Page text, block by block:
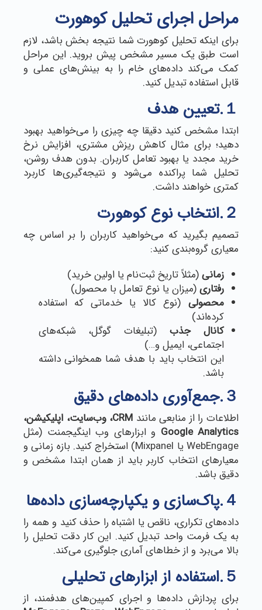
مراحل اجرای تحلیل کوهورت
برای اینکه تحلیل کوهورت شما نتیجه‌ بخش باشد، لازم
است طبق یک مسیر مشخص پیش بروید. این مراحل
کمک می‌کند داده‌های خام را به بینش‌های عملی و
قابل استفاده تبدیل کنید.
１.تعیین هدف
ابتدا مشخص کنید دقیقا چه چیزی را می‌خواهید بهبود
دهید؛ برای مثال کاهش ریزش مشتری، افزایش نرخ
خرید مجدد یا بهبود تعامل کاربران. بدون هدف روشن،
تحلیل شما پراکنده می‌شود و نتیجه‌گیری‌ها کاربرد
کمتری خواهند داشت.
２.انتخاب نوع کوهورت
تصمیم بگیرید که می‌خواهید کاربران را بر اساس چه
معیاری گروه‌بندی کنید:
زمانی(مثلاً تاریخ ثبت‌نام یا اولین خرید)
رفتاری(میزان یا نوع تعامل با محصول)
محصولی (نوع کالا یا خدماتی که استفاده
کرده‌اند)
کانال جذب (تبلیغات گوگل، شبکه‌های
اجتماعی، ایمیل و…)
این انتخاب باید با هدف شما همخوانی داشته
باشد.
３.جمع‌آوری داده‌های دقیق
اطلاعات را از منابعی مانند CRM، وب‌سایت، اپلیکیشن،
Google Analytics و ابزارهای وب اینگیجمنت (مثل
WebEngage یا Mixpanel) استخراج کنید. بازه زمانی و
معیارهای انتخاب کاربر باید از همان ابتدا مشخص و
دقیق باشد.
４.پاک‌سازی و یکپارچه‌سازی داده‌ها
داده‌های تکراری، ناقص یا اشتباه را حذف کنید و همه را
به یک فرمت واحد تبدیل کنید. این کار دقت تحلیل را
بالا می‌برد و از خطاهای آماری جلوگیری می‌کند.
５.استفاده از ابزارهای تحلیلی
برای پردازش داده‌ها و اجرای کمپین‌های هدفمند، از